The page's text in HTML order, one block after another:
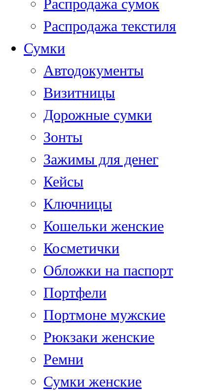
Распродажа сумок
Распродажа текстиля
Сумки
Автодокументы
Визитницы
Дорожные сумки
Зонты
Зажимы для денег
Кейсы
Ключницы
Кошельки женские
Косметички
Обложки на паспорт
Портфели
Портмоне мужские
Рюкзаки женские
Ремни
Сумки женские